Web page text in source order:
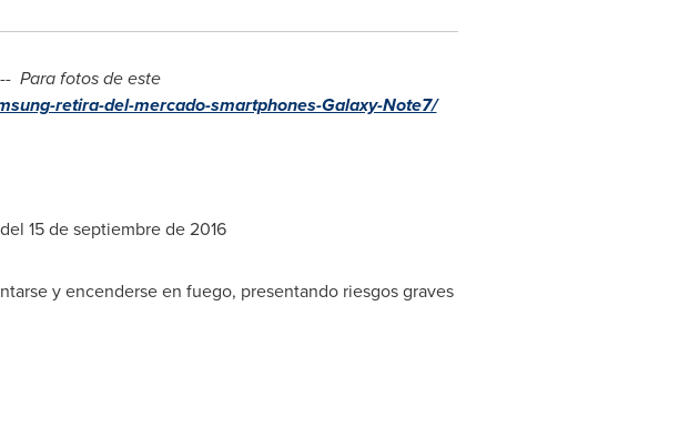
Para fotos de este
retira-del-mercado-smartphones-Galaxy-Note7/
15 de septiembre de 2016
y encenderse en fuego, presentando riesgos graves